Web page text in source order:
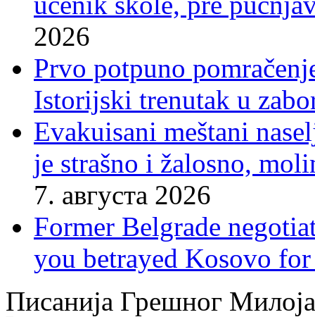
2026
Prvo potpuno
Istorijski trenutak u
Evakuisani meštani
je strašno i žalosno,
7. августа 2026
Former Belgrade
you betrayed Kosovo
Писанија Грешног Милоја